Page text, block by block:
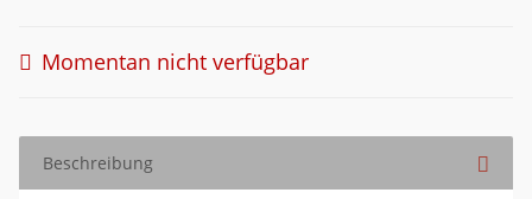
Momentan nicht verfügbar
Beschreibung